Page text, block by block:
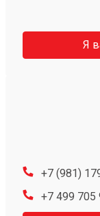
Я
+7 (981)
+7 499 705